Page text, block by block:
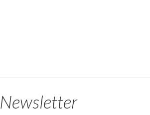
Newsletter